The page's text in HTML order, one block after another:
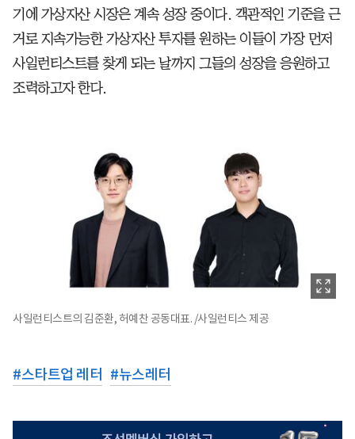
기에 가상자산 시장은 계속 성장 중이다. 객관적인 기준을 근
거로 지속가능한 가상자산 투자를 원하는 이들이 가장 먼저
사일런티스트를 찾게 되는 날까지 그들의 성장을 응원하고
조력하고자 한다.
사일런티스트의 김준환, 허예찬 공동대표. /사일런티스 제공
#스타트업 레터 #뉴스레터